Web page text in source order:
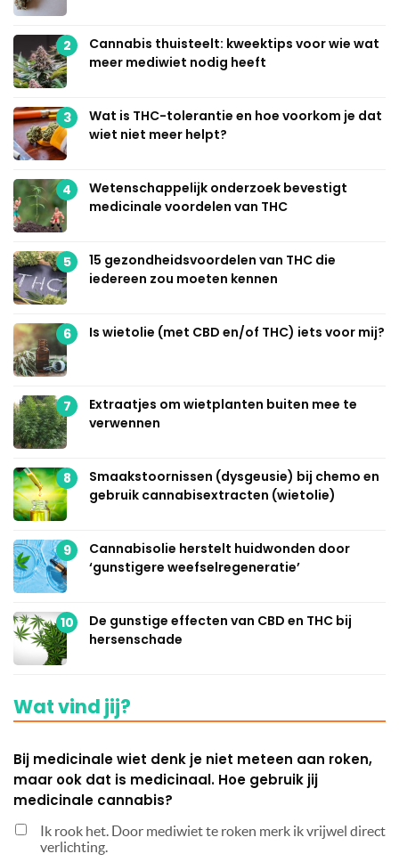
2
Cannabis thuisteelt: kweektips voor wie wat
meer mediwiet nodig heeft
3
Wat is THC-tolerantie en hoe voorkom je dat
wiet niet meer helpt?
4
Wetenschappelijk onderzoek bevestigt
medicinale voordelen van THC
5
15 gezondheidsvoordelen van THC die
iedereen zou moeten kennen
6 Is wietolie (met CBD en/of THC) iets voor mij?
7
Extraatjes om wietplanten buiten mee te
verwennen
8
Smaakstoornissen (dysgeusie) bij chemo en
gebruik cannabisextracten (wietolie)
9
Cannabisolie herstelt huidwonden door
‘gunstigere weefselregeneratie’
10
De gunstige effecten van CBD en THC bij
hersenschade
Wat vind jij?
Bij medicinale wiet denk je niet meteen aan roken,
maar ook dat is medicinaal. Hoe gebruik jij
medicinale cannabis?
Ik rook het. Door mediwiet te roken merk ik vrijwel direct
verlichting.